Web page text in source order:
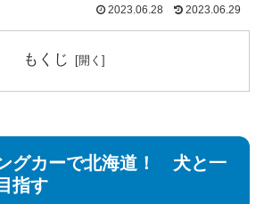
2023.06.28 2023.06.29
もくじ
グカーで北海道！ 犬と一
指す